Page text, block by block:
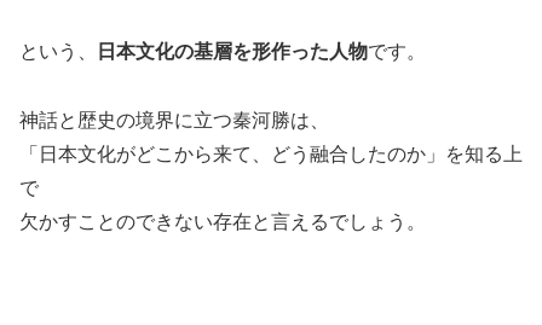
という、 日本文化の基層を形作った人物です。
神話と歴史の境界に立つ秦河勝は、
「日本文化がどこから来て、どう融合したのか」を知る上
で
欠かすことのできない存在と言えるでしょう。